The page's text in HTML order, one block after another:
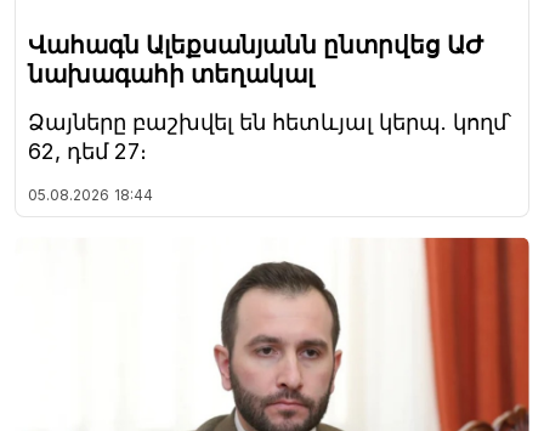
Վահագն Ալեքսանյանն ընտրվեց ԱԺ
նախագահի տեղակալ
Ձայները բաշխվել են հետևյալ կերպ. կողմ՝
62, դեմ 27։
05.08.2026 18:44